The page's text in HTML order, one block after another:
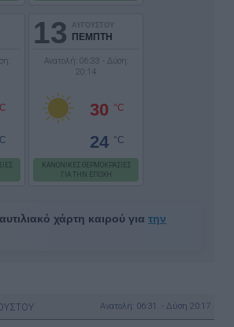
13 ΑΥΓΟΥΣΤΟΥ
ΠΕΜΠΤΗ
Ανατολή: 06:33 - Δύση:
20:14
30 °C
24 °C
ΚΑΝΟΝΙΚΕΣ ΘΕΡΜΟΚΡΑΣΙΕΣ
ΓΙΑ ΤΗΝ ΕΠΟΧΗ
χάρτη καιρού για την
Ανατολή: 06:31 - Δύση 20:17